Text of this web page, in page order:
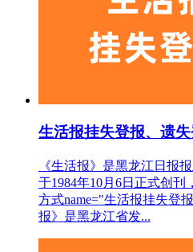
生活报挂失登报、遗
《生活报》是黑龙江日报
于1984年10月6日正式创
方式name="生活报挂失登
报》是黑龙江省发...